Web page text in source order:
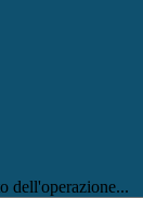
dell'operazione...